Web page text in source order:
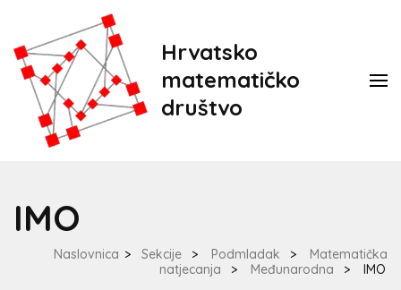
Hrvatsko
matematičko
društvo
IMO
Naslovnica > Sekcije > Podmladak >
Matematička
natjecanja
> Međunarodna > IMO